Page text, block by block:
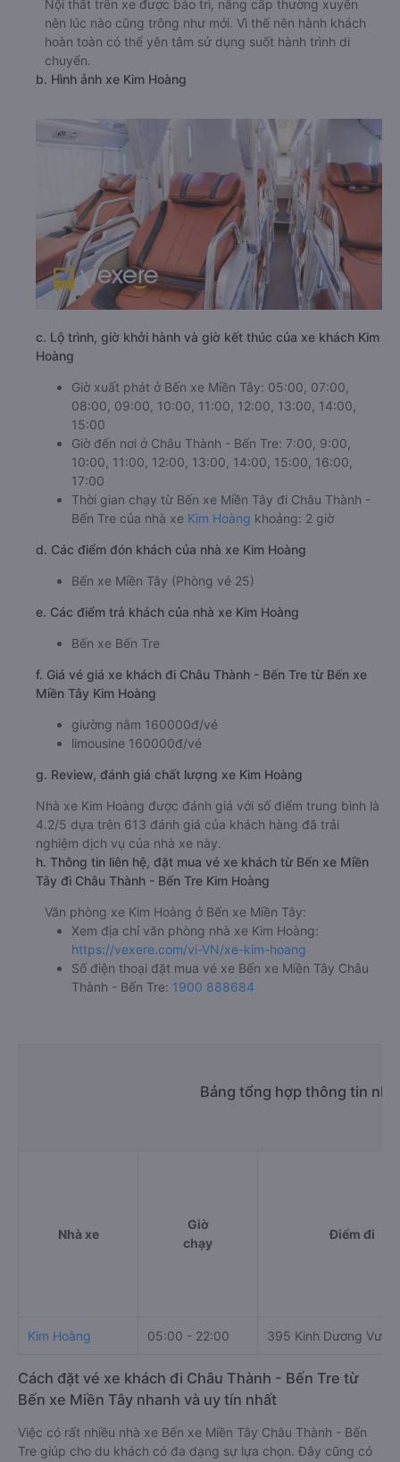
Nội thất trên xe được bảo trì, nâng cấp thường xuyên
nên lúc nào cũng trông như mới. Vì thế nên hành khách
hoàn toàn có thể yên tâm sử dụng suốt hành trình di
chuyển.
b. Hình ảnh xe Kim Hoàng
c. Lộ trình, giờ khởi hành và giờ kết thúc của xe khách Kim
Hoàng
Giờ xuất phát ở Bến xe Miền Tây: 05:00, 07:00,
08:00, 09:00, 10:00, 11:00, 12:00, 13:00, 14:00,
15:00
Giờ đến nơi ở Châu Thành - Bến Tre: 7:00, 9:00,
10:00, 11:00, 12:00, 13:00, 14:00, 15:00, 16:00,
17:00
Thời gian chạy từ Bến xe Miền Tây đi Châu Thành -
Bến Tre của nhà xe Kim Hoàng khoảng: 2 giờ
d. Các điểm đón khách của nhà xe Kim Hoàng
Bến xe Miền Tây (Phòng vé 25)
e. Các điểm trả khách của nhà xe Kim Hoàng
Bến xe Bến Tre
f. Giá vé giá xe khách đi Châu Thành - Bến Tre từ Bến xe
Miền Tây Kim Hoàng
giường nằm 160000đ/vé
limousine 160000đ/vé
g. Review, đánh giá chất lượng xe Kim Hoàng
Nhà xe Kim Hoàng được đánh giá với số điểm trung bình là
4.2/5 dựa trên 613 đánh giá của khách hàng đã trải
nghiệm dịch vụ của nhà xe này.
h. Thông tin liên hệ, đặt mua vé xe khách từ Bến xe Miền
Tây đi Châu Thành - Bến Tre Kim Hoàng
Văn phòng xe Kim Hoàng ở Bến xe Miền Tây:
Xem địa chỉ văn phòng nhà xe Kim Hoàng:
https://vexere.com/vi-VN/xe-kim-hoang
Số điện thoại đặt mua vé xe Bến xe Miền Tây Châu
Thành - Bến Tre: 1900 888684
Bảng tổng hợp thông tin
Nhà xe
Giờ
chạy
Điểm đi
Kim Hoàng 05:00 - 22:00 395 Kinh Dương
Cách đặt vé xe khách đi Châu Thành - Bến Tre từ
Bến xe Miền Tây nhanh và uy tín nhất
Việc có rất nhiều nhà xe Bến xe Miền Tây Châu Thành - Bến
Tre giúp cho du khách có đa dạng sự lựa chọn. Đây cũng có